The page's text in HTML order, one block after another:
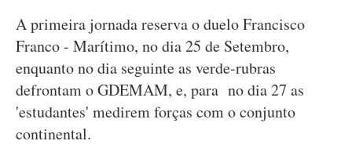
A primeira jornada reserva o duelo Francisco
Franco - Marítimo, no dia 25 de Setembro,
enquanto no dia seguinte as verde-rubras
defrontam o GDEMAM, e, para no dia 27 as
'estudantes' medirem forças com o conjunto
continental.